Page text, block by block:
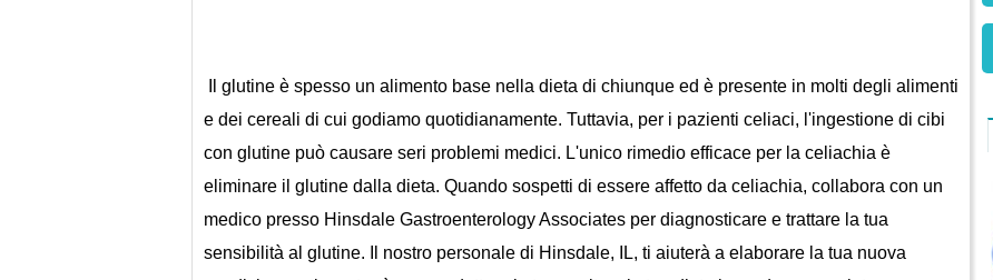
e dei cereali di cui godiamo quotidianamente. Tuttavia, per i pazienti celiaci, l'ingestione di cibi
con glutine può causare seri problemi medici. L'unico rimedio efficace per la celiachia è
eliminare il glutine dalla dieta. Quando sospetti di essere affetto da celiachia, collabora con un
medico presso Hinsdale Gastroenterology Associates per diagnosticare e trattare la tua
sensibilità al glutine. Il nostro personale di Hinsdale, IL, ti aiuterà a elaborare la tua nuova